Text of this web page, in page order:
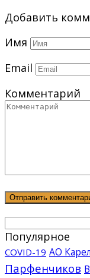
Добавить
Имя
Email
Комментарий
Популярное
COVID-19 АО
Парфенчиков